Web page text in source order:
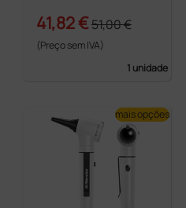
41,82 €51,00 €
(Preço sem IVA)
1 unidade
mais opções